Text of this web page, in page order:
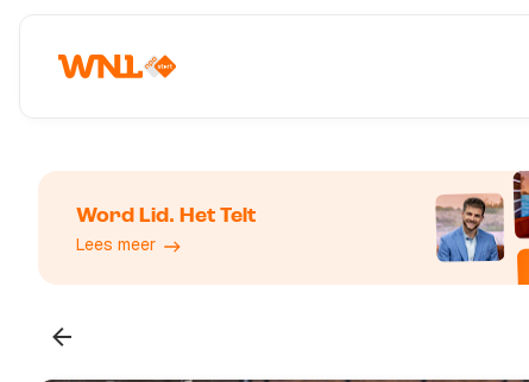
Word Lid. Het Telt
Lees meer